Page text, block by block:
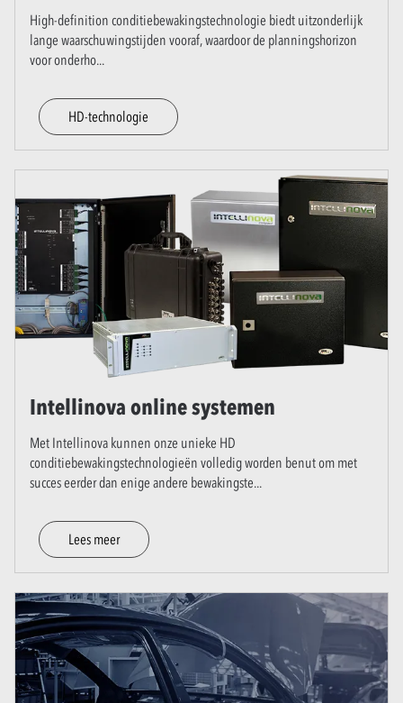
High-definition conditiebewakingstechnologie biedt uitzonderlijk
lange waarschuwingstijden vooraf, waardoor de planningshorizon
voor onderho...
HD-technologie
Intellinova online systemen
Met Intellinova kunnen onze unieke HD
conditiebewakingstechnologieën volledig worden benut om met
succes eerder dan enige andere bewakingste...
Lees meer